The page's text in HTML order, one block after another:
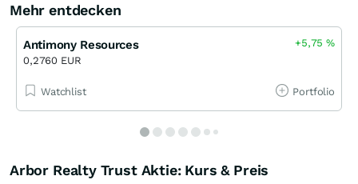
Mehr entdecken
Antimony Resources
0,2760 EUR
+5,75%
Watchlist Portfolio
Arbor Realty Trust Aktie: Kurs & Preis